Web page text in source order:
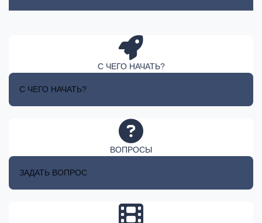
С ЧЕГО НАЧАТЬ?
С ЧЕГО НАЧАТЬ?
ВОПРОСЫ
ЗАДАТЬ ВОПРОС